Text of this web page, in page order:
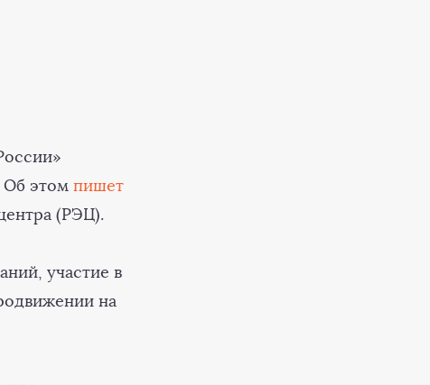
Об этом пишет
(РЭЦ).
участие в
на